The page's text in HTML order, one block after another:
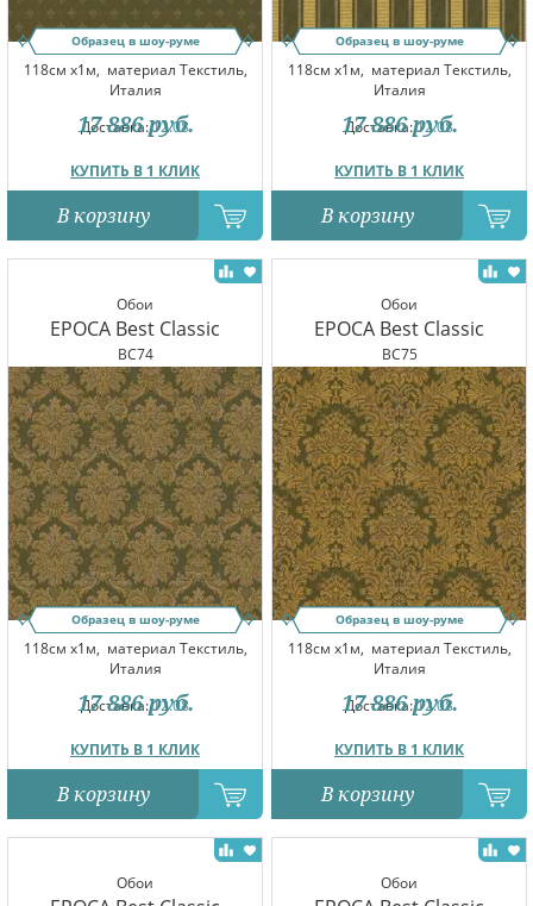
Образец в шоу-руме
118см x1м, материал Текстиль,
Италия
Доставка:12.08
КУПИТЬ В 1 КЛИК
17 886 руб.
В корзину
Образец в шоу-руме
118см x1м, материал Текстиль,
Италия
Доставка:12.08
КУПИТЬ В 1 КЛИК
17 886 руб.
В корзину
Обои
EPOCA Best Classic
BC74
Образец в шоу-руме
118см x1м, материал Текстиль,
Италия
Доставка:12.08
КУПИТЬ В 1 КЛИК
17 886 руб.
В корзину
Обои
EPOCA Best Classic
BC75
Образец в шоу-руме
118см x1м, материал Текстиль,
Италия
Доставка:12.08
КУПИТЬ В 1 КЛИК
17 886 руб.
В корзину
Обои Обои